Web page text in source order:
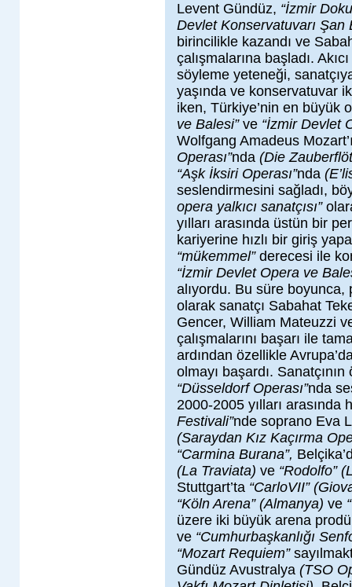
Levent Gündüz, “İzmir
Devlet Konservatuvarı Şan
birincilikle kazandı ve
çalışmalarına başladı.
söyleme yeteneği,
yaşında ve konservatuvar
iken, Türkiye’nin en büyük
ve Balesi”ve “İzmir Devlet
Wolfgang Amadeus
Operası”nda (Die
“Aşk İksiri Operası”nda
seslendirmesini sağladı,
opera yalkıcı sanatçısı”
yılları arasında üstün bir
kariyerine hızlı bir giriş
“mükemmel”derecesi ile
“İzmir Devlet Opera ve
alıyordu. Bu süre
olarak sanatçı Sabahat
Gencer, William Mateuzzi
çalışmalarını başarı ile
ardından özellikle
olmayı başardı.
“Düsseldorf Operası”nda
2000-2005 yılları arasında
Festivali”nde soprano Eva
(Saraydan Kız Kaçırma
“Carmina Burana”,
(La Traviata) ve “Rodolfo”
Stuttgart’ta “CarloVII”
“Köln Arena” (Almanya) ve
üzere iki büyük arena
ve “Cumhurbaşkanlığı
“Mozart Requiem”
Gündüz Avustralya (TSO